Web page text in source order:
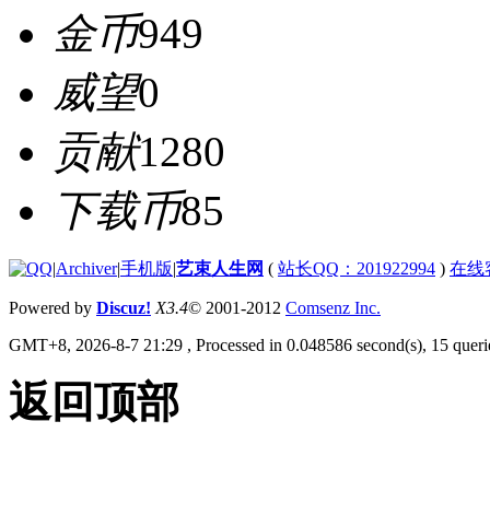
金币949
威望0
贡献1280
下载币85
|Archiver|手机版|艺束人生网 ( 站长QQ：201922994 ) 在线
Powered by Discuz! X3.4© 2001-2012 Comsenz Inc.
GMT+8, 2026-8-7 21:29 , Processed in 0.048586 second(s), 15
返回顶部